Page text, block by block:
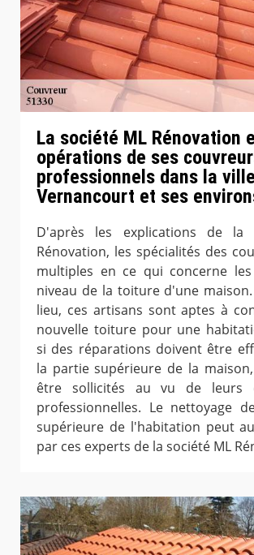
La société ML Rénovation
opérations de ses
professionnels dans la
Vernancourt et ses
D'après les explications de la
Rénovation, les spécialités des
multiples en ce qui concerne
niveau de la toiture d'une
lieu, ces artisans sont aptes à
nouvelle toiture pour une
si des réparations doivent être
la partie supérieure de la
être sollicités au vu de leurs
professionnelles. Le nettoyage
supérieure de l'habitation peut
par ces experts de la société ML